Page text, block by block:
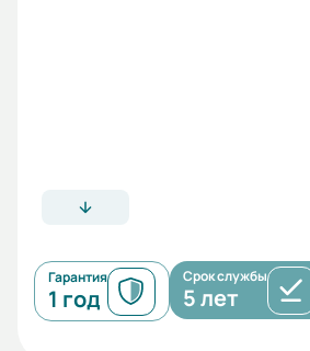
Гарантия
1 год
Срок службы
5 лет